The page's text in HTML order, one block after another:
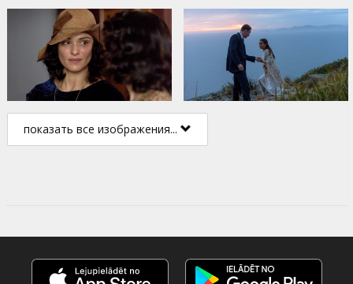
показать все изображения...